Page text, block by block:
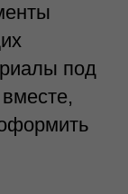
под